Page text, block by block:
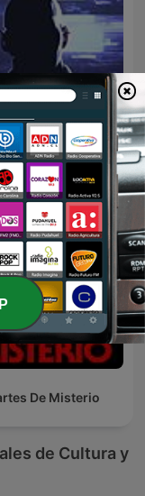
tras la sombra
Jesús Vallejo
De Misterio
de Cultura y